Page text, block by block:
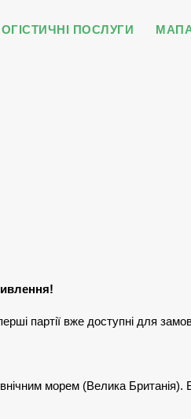
ПОСЛУГИ
партії вже доступні для
морем (Велика Британія).